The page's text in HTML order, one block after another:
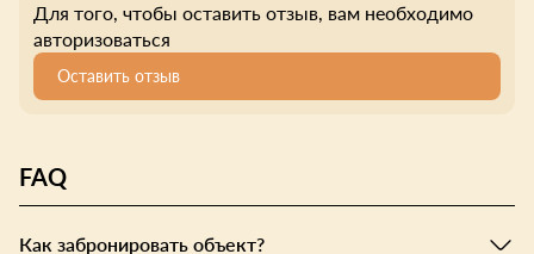
Для того, чтобы оставить отзыв, вам необходимо
авторизоваться
Оставить отзыв
FAQ
Как забронировать объект?